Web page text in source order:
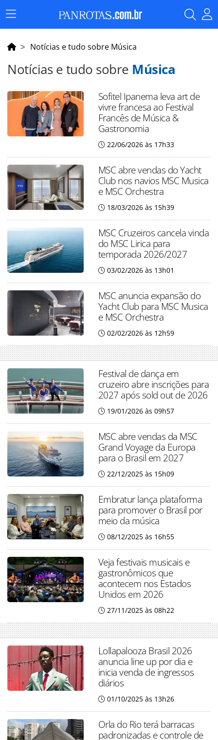
Menu
Principal
Notícias e tudo sobre Música
Notícias e tudo sobre Música
Sofitel Ipanema leva art de
vivre francesa ao Festival
Francês de Música &
Gastronomia
22/06/2026 às 17h33
MSC abre vendas do Yacht
Club nos navios MSC Musica
e MSC Orchestra
18/03/2026 às 15h39
MSC Cruzeiros cancela vinda
do MSC Lirica para
temporada 2026/2027
03/02/2026 às 13h01
MSC anuncia expansão do
Yacht Club para MSC Musica
e MSC Orchestra
02/02/2026 às 12h59
Festival de dança em
cruzeiro abre inscrições para
2027 após sold out de 2026
19/01/2026 às 09h57
MSC abre vendas da MSC
Grand Voyage da Europa
para o Brasil em 2027
22/12/2025 às 15h09
Embratur lança plataforma
para promover o Brasil por
meio da música
08/12/2025 às 16h55
Veja festivais musicais e
gastronômicos que
acontecem nos Estados
Unidos em 2026
27/11/2025 às 08h22
Lollapalooza Brasil 2026
anuncia line up por dia e
inicia venda de ingressos
diários
01/10/2025 às 13h26
Orla do Rio terá barracas
padronizadas e controle de